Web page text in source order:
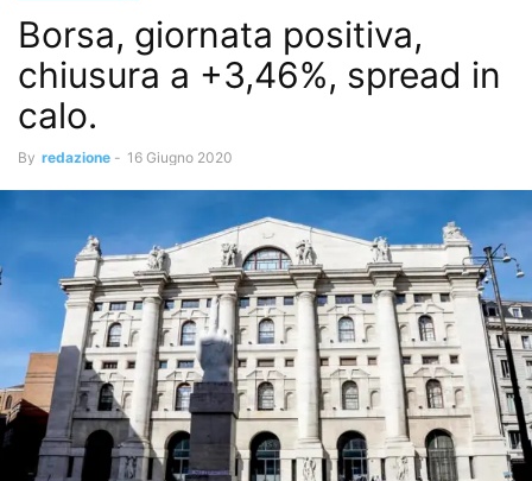
Borsa, giornata positiva,
chiusura a +3,46%, spread in
calo.
By redazione - 16 Giugno 2020